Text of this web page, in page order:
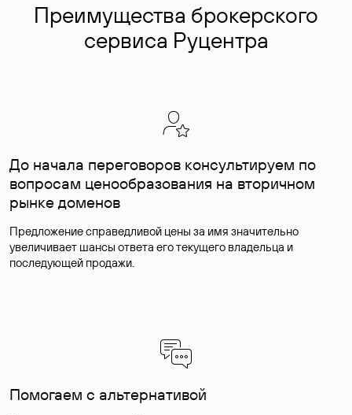
Преимущества брокерского
сервиса Руцентра
До начала переговоров консультируем по
вопросам ценообразования на вторичном
рынке доменов
Предложение справедливой цены за имя значительно
увеличивает шансы ответа его текущего владельца и
последующей продажи.
Помогаем с альтернативой